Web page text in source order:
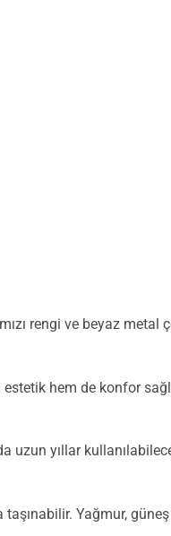
rengi ve beyaz metal
estetik hem de konfor
uzun yıllar
Yağmur,